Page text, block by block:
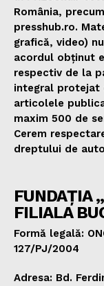
România,
presshub.ro.
grafică, video)
acordul obținut
respectiv de la
integral protejat
articolele
maxim 500 de
Cerem
dreptului de
FUNDAȚIA
FILIALA
Formă legală:
127/PJ/2004
Adresa: Bd.